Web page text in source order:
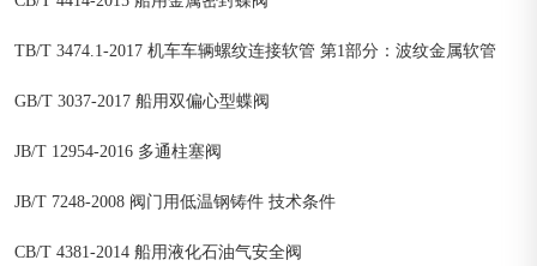
TB/T 3474.1-2017 机车车辆螺纹连接软管 第1部分：波纹金属软管
GB/T 3037-2017 船用双偏心型蝶阀
JB/T 12954-2016 多通柱塞阀
JB/T 7248-2008 阀门用低温钢铸件 技术条件
CB/T 4381-2014 船用液化石油气安全阀